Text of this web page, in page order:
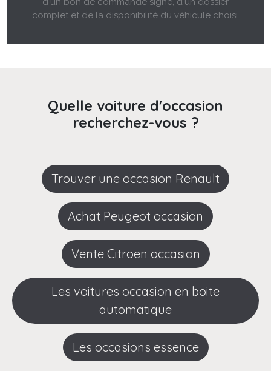
complet et de la disponibilité du véhicule choisi.
Quelle voiture d'occasion
recherchez-vous ?
Trouver une occasion Renault
Achat Peugeot occasion
Vente Citroen occasion
Les voitures occasion en boite
automatique
Les occasions essence